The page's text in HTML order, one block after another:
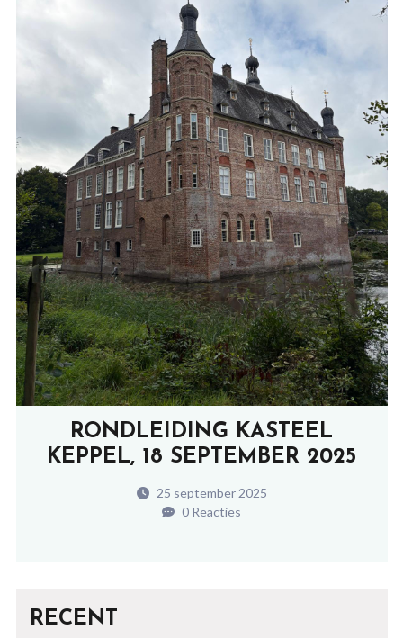
RONDLEIDING KASTEEL
KEPPEL, 18 SEPTEMBER 2025
25 september 2025
0 Reacties
RECENT